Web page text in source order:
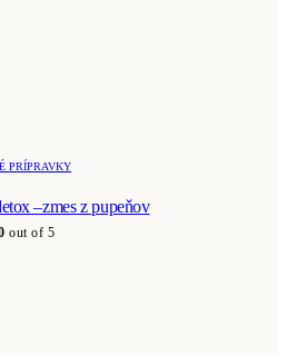
PRÍPRAVKY
–zmes z pupeňov
out of 5